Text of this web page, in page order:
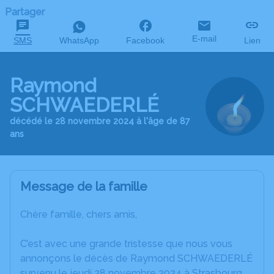
Partager
SMS WhatsApp Facebook E-mail Lien
Raymond
SCHWAEDERLÉ
décédé le 28 novembre 2024 à l'âge de 87
ans
Message de la famille
Chère famille, chers amis,
C’est avec une grande tristesse que nous vous
annonçons le décès de Raymond SCHWAEDERLÉ